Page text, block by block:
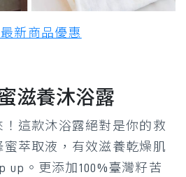
最新商品優惠
滋養沐浴露
這款沐浴露絕對是你的救
萃取液，有效滋養乾燥肌
up。更添加100%臺灣籽苦